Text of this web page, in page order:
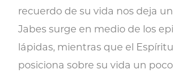
recuerdo de su vida nos deja
Jabes surge en medio de los
lápidas, mientras que el
posiciona sobre su vida un